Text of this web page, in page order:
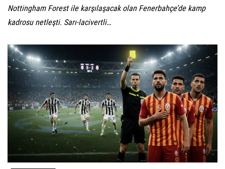
Nottingham Forest ile karşılaşacak olan Fenerbahçe’de kamp
kadrosu netleşti. Sarı-lacivertli…